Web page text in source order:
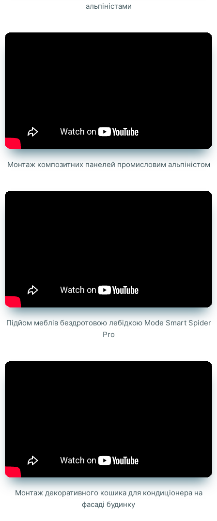
альпіністами
Монтаж композитних панелей промисловим альпіністом
Підйом меблів бездротовою лебідкою Mode Smart Spider
Pro
Монтаж декоративного кошика для кондиціонера на
фасаді будинку